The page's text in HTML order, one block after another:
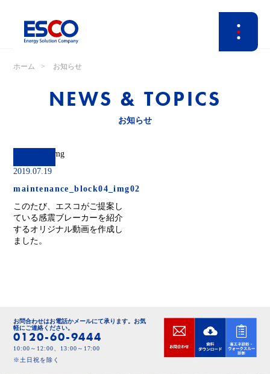
ホーム お知らせ
NEWS & TOPICS
お知らせ
2019.07.19
maintenance_block04_img02
このたび、エスコがご提案し
ている感震ブレーカーを紹介
するオリジナル動画を作成し
ました。
お問合わせはお電話かメールにて承ります。 お気
軽にご連絡ください。
0120-60-9444
10:00～12:00、13:00～17:00
※土日祝を除く